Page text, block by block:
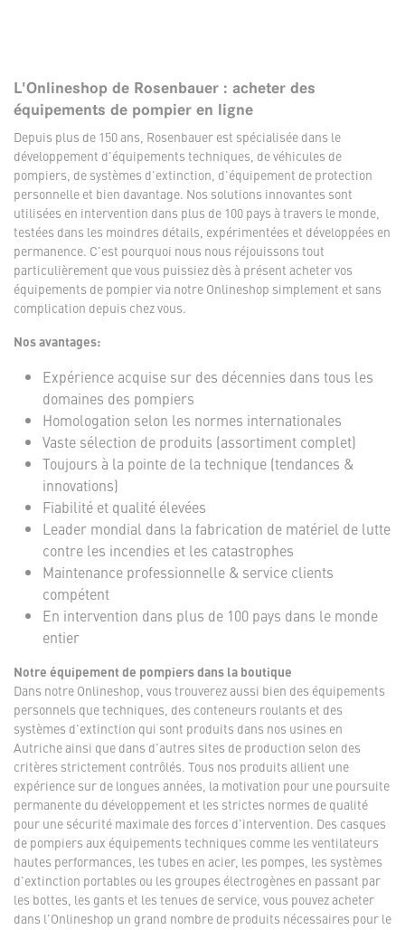
L'Onlineshop de Rosenbauer : acheter des
équipements de pompier en ligne
Depuis plus de 150 ans, Rosenbauer est spécialisée dans le
développement d'équipements techniques, de véhicules de
pompiers, de systèmes d'extinction, d'équipement de protection
personnelle et bien davantage. Nos solutions innovantes sont
utilisées en intervention dans plus de 100 pays à travers le monde,
testées dans les moindres détails, expérimentées et développées en
permanence. C'est pourquoi nous nous réjouissons tout
particulièrement que vous puissiez dès à présent acheter vos
équipements de pompier via notre Onlineshop simplement et sans
complication depuis chez vous.
Nos avantages:
Expérience acquise sur des décennies dans tous les
domaines des pompiers
Homologation selon les normes internationales
Vaste sélection de produits (assortiment complet)
Toujours à la pointe de la technique (tendances &
innovations)
Fiabilité et qualité élevées
Leader mondial dans la fabrication de matériel de lutte
contre les incendies et les catastrophes
Maintenance professionnelle & service clients
compétent
En intervention dans plus de 100 pays dans le monde
entier
Notre équipement de pompiers dans la boutique
Dans notre Onlineshop, vous trouverez aussi bien des équipements
personnels que techniques, des conteneurs roulants et des
systèmes d'extinction qui sont produits dans nos usines en
Autriche ainsi que dans d'autres sites de production selon des
critères strictement contrôlés. Tous nos produits allient une
expérience sur de longues années, la motivation pour une poursuite
permanente du développement et les strictes normes de qualité
pour une sécurité maximale des forces d'intervention. Des casques
de pompiers aux équipements techniques comme les ventilateurs
hautes performances, les tubes en acier, les pompes, les systèmes
d'extinction portables ou les groupes électrogènes en passant par
les bottes, les gants et les tenues de service, vous pouvez acheter
dans l'Onlineshop un grand nombre de produits nécessaires pour le